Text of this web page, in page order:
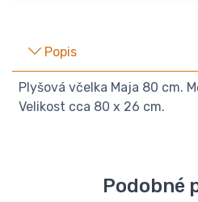
Popis
Plyšová včelka Maja 80 cm.
Velikost cca 80 x 26 cm.
Podobné